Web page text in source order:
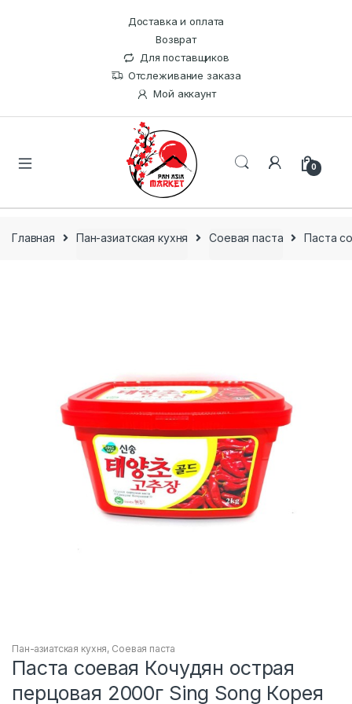
Доставка и оплата
Возврат
Для поставщиков
Отслеживание заказа
Мой аккаунт
0
Главная Пан-азиатская кухня Соевая паста Паста
Пан-азиатская кухня, Соевая паста
Паста соевая Кочудян острая
перцовая 2000г Sing Song Корея